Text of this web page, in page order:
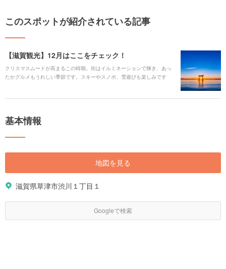
このスポットが紹介されている記事
【滋賀観光】12月はここをチェック！
クリスマスムードが高まるこの時期。街はイルミネーションで輝き、あっ
たかグルメもうれしい季節です。スキーやスノボ、雪遊びも楽しみです
基本情報
地図を見る
滋賀県草津市渋川１丁目１
Googleで検索